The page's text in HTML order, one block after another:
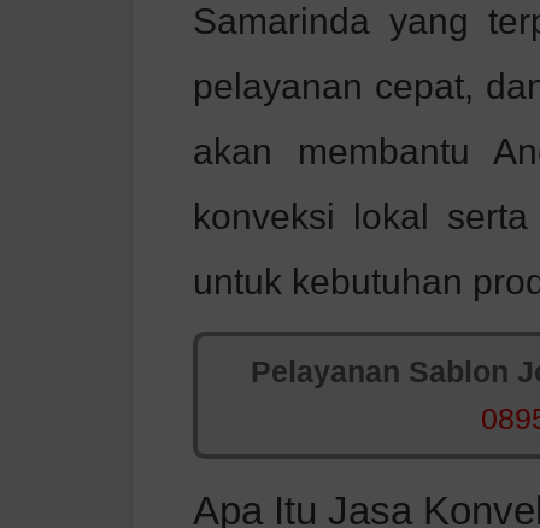
Samarinda yang
pelayanan cepat,
akan membantu
konveksi lokal
untuk kebutuhan
Pelayanan Sablon
Apa Itu Jasa